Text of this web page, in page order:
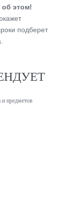
об этом!
подберет
и предметов